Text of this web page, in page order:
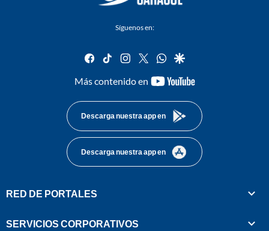
Síguenos en:
facebook
tiktok instagram
twitterwhatsapp
google
Más contenido en
youtube-
Descarga nuestra app en
Descarga nuestra app en
RED DE PORTALES
SERVICIOS CORPORATIVOS